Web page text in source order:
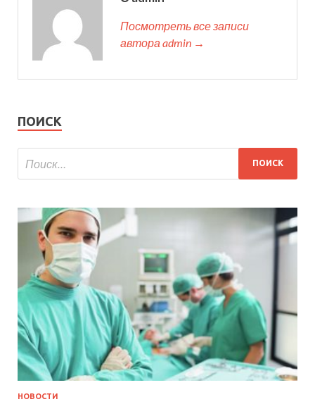
Посмотреть все записи
автора admin →
ПОИСК
НОВОСТИ